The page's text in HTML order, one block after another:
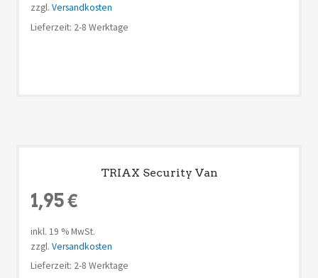
zzgl. Versandkosten
Lieferzeit: 2-8 Werktage
TRIAX Security Van
1,95€
inkl. 19 % MwSt.
zzgl. Versandkosten
Lieferzeit: 2-8 Werktage